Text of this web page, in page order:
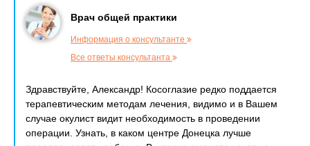
Врач общей практики
Информация о консультанте
Все ответы консультанта
Здравствуйте, Александр! Косоглазие редко поддается
терапевтическим методам лечения, видимо и в Вашем
случае окулист видит необходимость в проведении
операции. Узнать, в каком центре Донецка лучше